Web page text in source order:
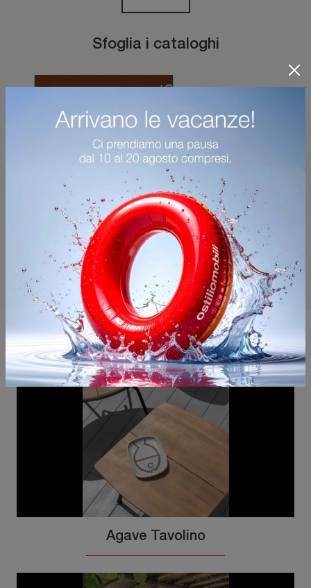
Sfoglia i cataloghi
Potrebbero piacerti anche
Agave Tavolino